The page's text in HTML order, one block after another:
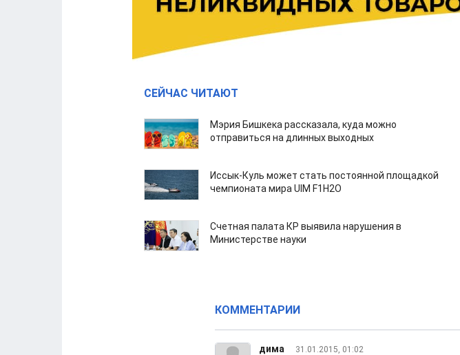
СЕЙЧАС ЧИТАЮТ
Мэрия Бишкека рассказала, куда можно
отправиться на длинных выходных
Иссык-Куль может стать постоянной площадкой
чемпионата мира UIM F1H2O
Счетная палата КР выявила нарушения в
Министерстве науки
КОММЕНТАРИИ
дима 31.01.2015, 01:02